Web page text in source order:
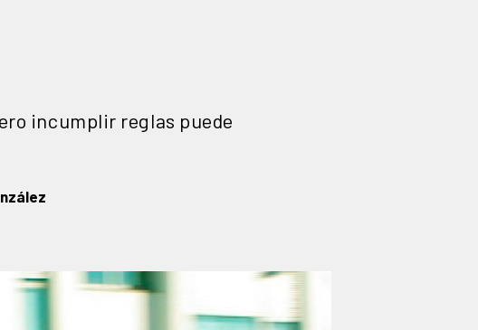
incumplir reglas puede